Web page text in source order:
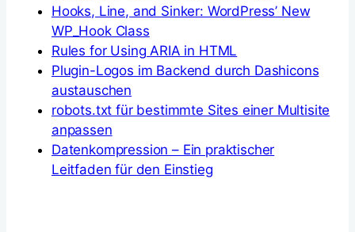
Hooks, Line, and Sinker: WordPress’ New
WP_Hook Class
Rules for Using ARIA in HTML
Plugin-Logos im Backend durch Dashicons
austauschen
robots.txt für bestimmte Sites einer Multisite
anpassen
Datenkompression – Ein praktischer
Leitfaden für den Einstieg